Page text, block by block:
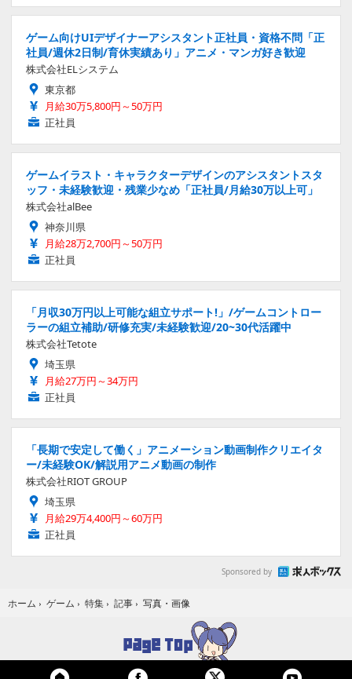
ゲーム向けUIデザイナーアシスタント正社員・資格不問「正
社員/週休2日制/育休実績あり」アニメ・マンガ好き歓迎
株式会社ELシステム
東京都
月給30万5,800円～50万円
正社員
ゲームイラスト・キャラクターデザインのアシスタントスタ
ッフ・未経験歓迎・残業少なめ「正社員/月給30万以上可」
株式会社alBee
神奈川県
月給28万2,700円～50万円
正社員
「月収30万円以上可能な組立サポート!」/ゲームコントロー
ラーの組立補助/研修充実/未経験歓迎/20~30代活躍中
株式会社Tetote
埼玉県
月給27万円～34万円
正社員
「長期で安定して働く」アニメーション動画制作クリエイタ
ー/未経験OK/解説用アニメ動画の制作
株式会社RIOT GROUP
埼玉県
月給29万4,400円～60万円
正社員
Sponsored by
ホーム › ゲーム › 特集 › 記事 › 写真・画像